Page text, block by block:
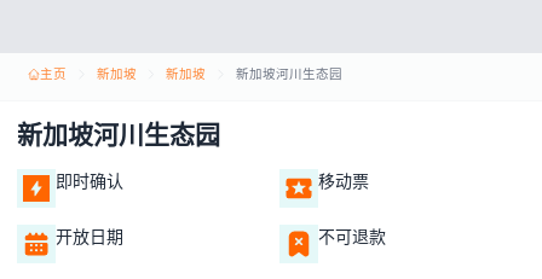
主页 新加坡 新加坡 新加坡河川生态园
新加坡河川生态园
即时确认 移动票
开放日期 不可退款